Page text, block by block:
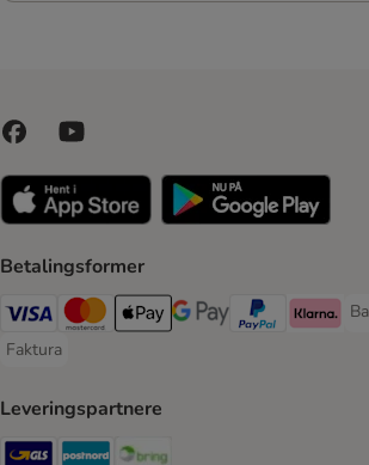
Betalingsformer
VISA Payment Method
Mastercard Payment Method
Apply pay Payment Method
Google Pay Payment
paypal Payment
Klarna
Faktura
Faktura Payment Method
Leveringspartnere
GLS Shipping Method
Postnord Shipping Method